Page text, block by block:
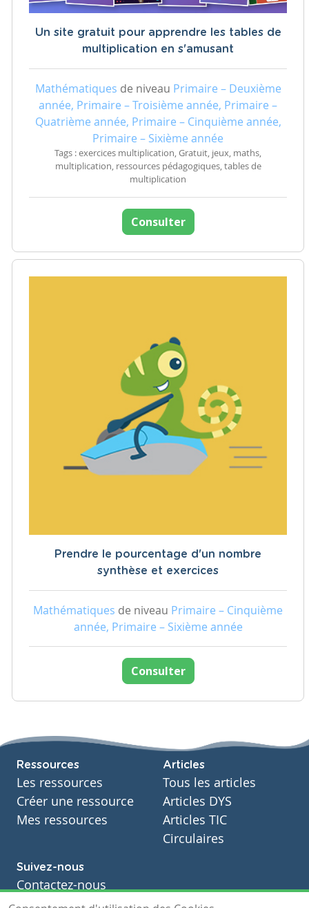
Un site gratuit pour apprendre les tables de
multiplication en s'amusant
Mathématiques de niveau Primaire – Deuxième
année, Primaire – Troisième année, Primaire –
Quatrième année, Primaire – Cinquième année,
Primaire – Sixième année
Tags : exercices multiplication, Gratuit, jeux, maths,
multiplication, ressources pédagogiques, tables de
multiplication
Consulter
Prendre le pourcentage d'un nombre
synthèse et exercices
Mathématiques de niveau Primaire – Cinquième
année, Primaire – Sixième année
Consulter
Ressources
Les ressources
Créer une ressource
Mes ressources
Articles
Tous les articles
Articles DYS
Articles TIC
Circulaires
Suivez-nous
Contactez-nous
Soutien scolaire